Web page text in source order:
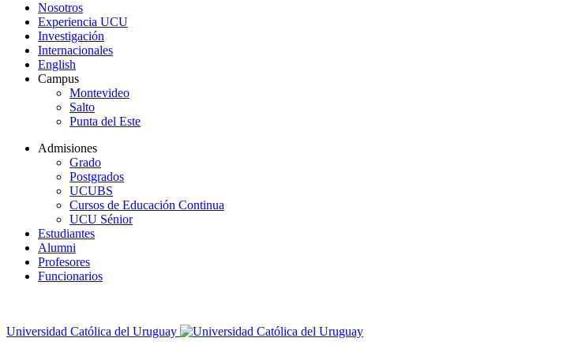
Nosotros
Experiencia UCU
Investigación
Internacionales
English
Campus
Montevideo
Salto
Punta del Este
Admisiones
Grado
Postgrados
UCUBS
Cursos de Educación Continua
UCU Sénior
Estudiantes
Alumni
Profesores
Funcionarios
Universidad Católica del Uruguay